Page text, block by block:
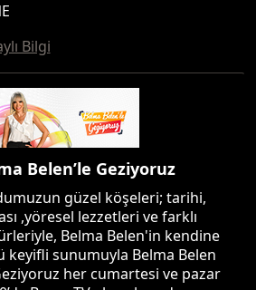
Bilgi
Belen’le Geziyoruz
güzel köşeleri; tarihi,
,yöresel lezzetleri ve farklı
Belma Belen'in kendine
keyifli sunumuyla Belma Belen
her cumartesi ve pazar